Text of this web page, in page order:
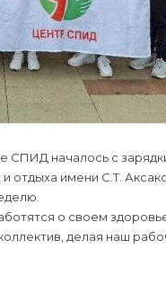
СПИД началось с
отдыха имени С.Т.
о своем
делая наш